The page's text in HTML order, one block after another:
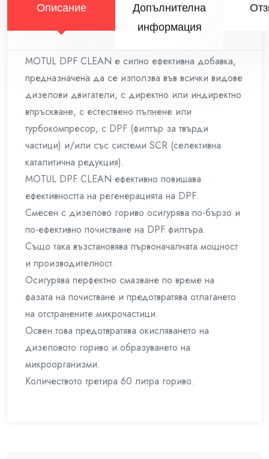
Описание
Допълнителна
информация
MOTUL DPF CLEAN е силно ефективна добавка,
предназначена да се използва във всички видове
дизелови двигатели, с директно или индиректно
впръскване, с естествено пълнене или
турбокомпресор, с DPF (филтър за твърди
частици) и/или със системи SCR (селективна
каталитична редукция).
MOTUL DPF CLEAN ефективно повишава
ефективността на регенерацията на DPF.
Смесен с дизелово гориво осигурява по-бързо и
по-ефективно почистване на DPF филтъра.
Също така възстановява първоначалната мощност
и производителност.
Осигурява перфектно смазване по време на
фазата на почистване и предотвратява отлагането
на отстранените микрочастици.
Освен това предотвратява окисляването на
дизеловото гориво и образуването на
микроорганизми.
Количеството третира 60 литра гориво.